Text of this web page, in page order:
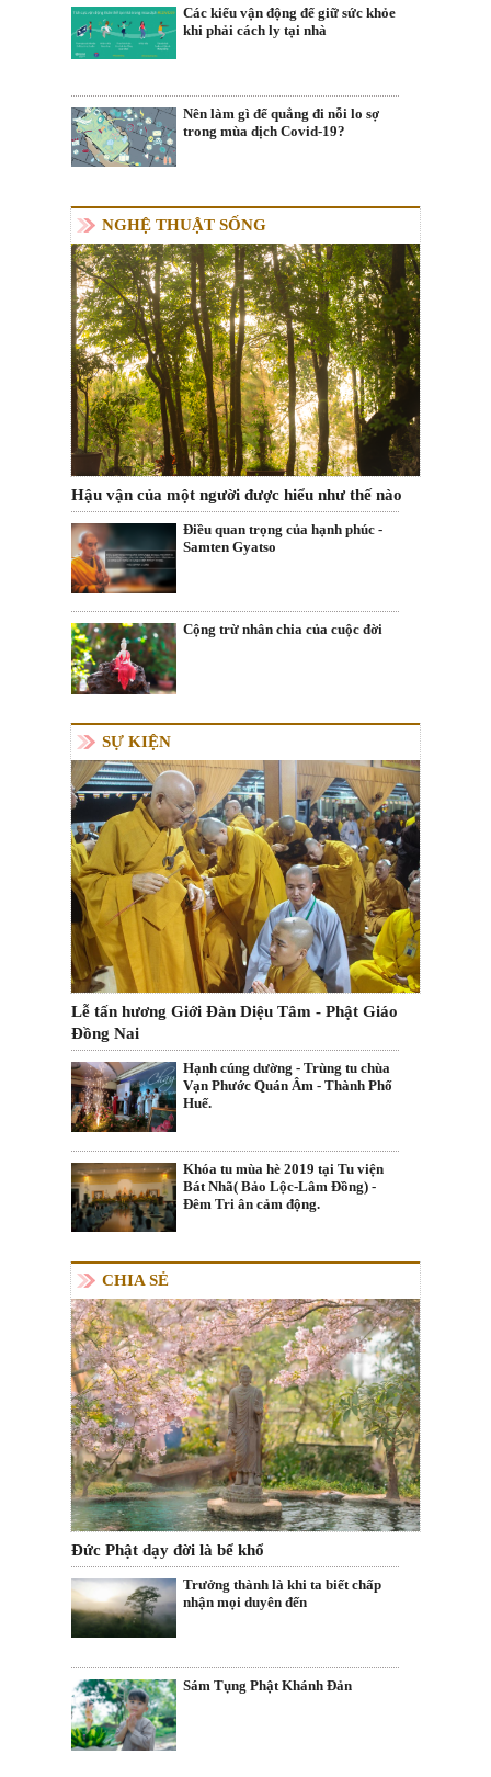
Các kiểu vận động để giữ sức khỏe
khi phải cách ly tại nhà
Nên làm gì để quẳng đi nỗi lo sợ
trong mùa dịch Covid-19?
NGHỆ THUẬT SỐNG
Hậu vận của một người được hiểu như thế nào
Điều quan trọng của hạnh phúc -
Samten Gyatso
Cộng trừ nhân chia của cuộc đời
SỰ KIỆN
Lễ tấn hương Giới Đàn Diệu Tâm - Phật Giáo
Đồng Nai
Hạnh cúng dường - Trùng tu chùa
Vạn Phước Quán Âm - Thành Phố
Huế.
Khóa tu mùa hè 2019 tại Tu viện
Bát Nhã( Bảo Lộc-Lâm Đồng) -
Đêm Tri ân cảm động.
CHIA SẺ
Đức Phật dạy đời là bể khổ
Trưởng thành là khi ta biết chấp
nhận mọi duyên đến
Sám Tụng Phật Khánh Đản